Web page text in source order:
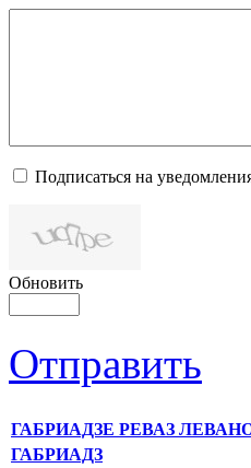
Подписаться на
Обновить
Отправить
ГАБРИАДЗЕ РЕВАЗ
ГАБРИАДЗ